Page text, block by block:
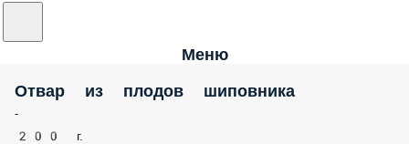
Меню
Отвар из плодов шиповника
-
200 г.